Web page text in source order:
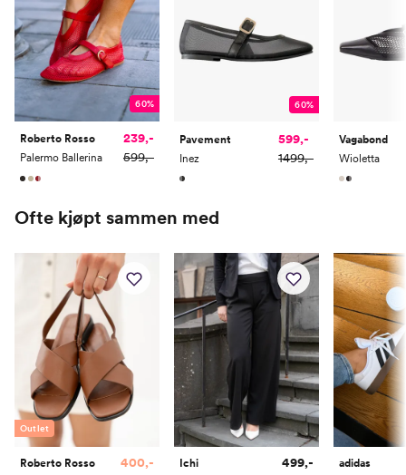
60%
Roberto Rosso
Palermo Ballerina
239,-
599,-
60%
Pavement
Inez
599,-
1499,-
Vagabond
Wioletta
Ofte kjøpt sammen med
Outlet
Roberto Rosso
400,-
Ichi
499,-
adidas